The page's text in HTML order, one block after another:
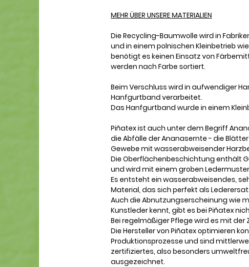
MEHR ÜBER UNSERE MATERIALIEN
Die Recycling-Baumwolle wird in
und in einem polnischen Kleinbetrieb
benötigt es keinen Einsatz von
werden nach Farbe sortiert.
Beim Verschluss wird in aufwendiger
Hanfgurtband verarbeitet.
Das Hanfgurtband wurde in einem
Piñatexist auch unter dem Begriff
die Abfälle der Ananasernte - die
Gewebe mit wasserabweisender
Die Oberflächenbeschichtung enthält
und wird mit einem groben
Es entsteht ein wasserabweisendes,
Material, das sich perfekt als
Auch die Abnutzungserscheinung wie
Kunstleder kennt, gibt es bei Piñatex
Bei regelmäßiger Pflege wird es mit der
Die Hersteller von Piñatex optimieren
Produktionsprozesse und sind
zertifiziertes, also besonders
ausgezeichnet.